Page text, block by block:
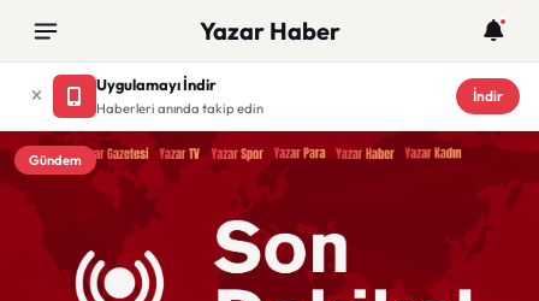
Yazar Haber
Uygulamayı İndir
Haberleri anında takip edin
İndir
Gündem